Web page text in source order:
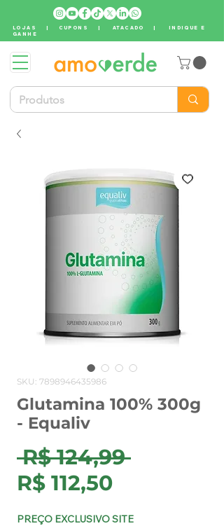
LOJAS | CUPONS |ATACADO | INDIQUE E
GANHE
SKU: 7898946435986
Glutamina 100% 300g
- Equaliv
R$ 124,99 Preço
R$ 112,50Preço
PREÇO EXCLUSIVO SITE